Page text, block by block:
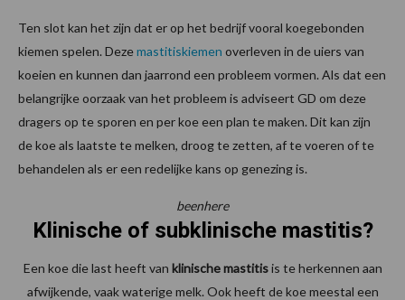
Ten slot kan het zijn dat er op het bedrijf vooral koegebonden
kiemen spelen. Dezemastitiskiemen overleven in de uiers van
koeien en kunnen dan jaarrond een probleem vormen. Als dat een
belangrijke oorzaak van het probleem is adviseert GD om deze
dragers op te sporen en per koe een plan te maken. Dit kan zijn
de koe als laatste te melken, droog te zetten, af te voeren of te
behandelen als er een redelijke kans op genezing is.
beenhere
Klinische of subklinische mastitis?
Een koe die last heeft van klinische mastitisis te herkennen aan
afwijkende, vaak waterige melk. Ook heeft de koe meestal een